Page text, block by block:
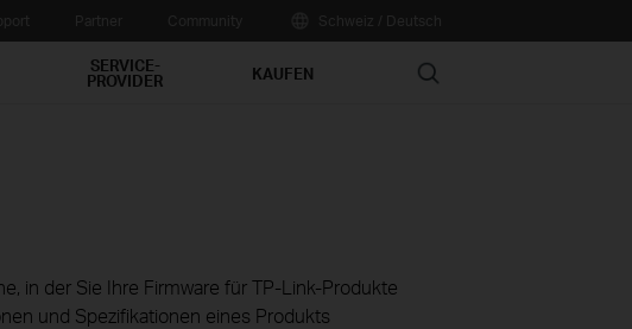
SERVICE-
PROVIDER KAUFEN Search
in der Sie Ihre Firmware für TP-Link-Produkte
und Spezifikationen eines Produkts